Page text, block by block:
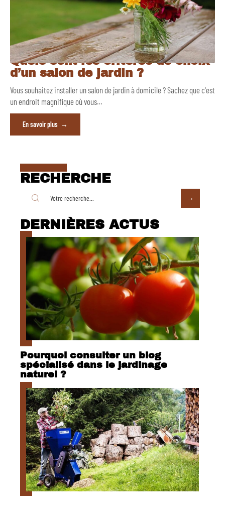
Quels sont les critères de choix
d’un salon de jardin ?
Vous souhaitez installer un salon de jardin à domicile ? Sachez que c'est
un endroit magnifique où vous…
En savoir plus
RECHERCHE
DERNIÈRES ACTUS
Pourquoi consulter un blog
spécialisé dans le jardinage
naturel ?